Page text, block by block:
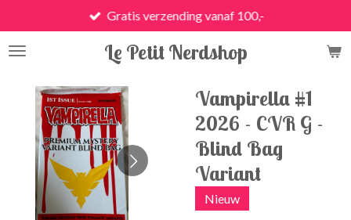
direct
naar
hoofdinhoud
Le Petit Nerdshop
Gratis verzending vanaf 100,-
Vampirella #1
2026 - CVR G -
Blind Bag
Variant
Nieuw